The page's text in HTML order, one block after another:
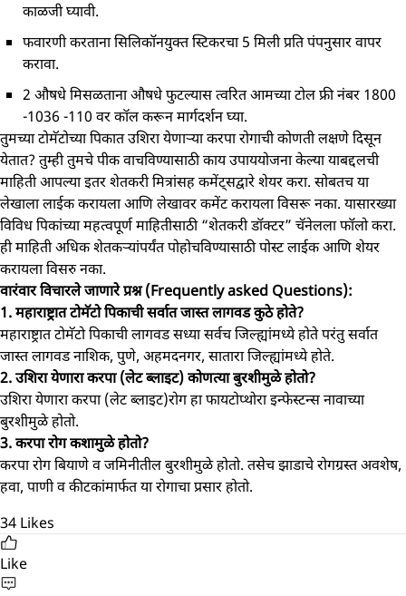
काळजी घ्यावी.
फवारणी करताना सिलिकॉनयुक्त स्टिकरचा 5 मिली प्रति पंपनुसार वापर
करावा.
2 औषधे मिसळताना औषधे फुटल्यास त्वरित आमच्या टोल फ्री नंबर 1800
-1036 -110 वर कॉल करून मार्गदर्शन घ्या.
तुमच्या टोमॅटोच्या पिकात उशिरा येणाऱ्या करपा रोगाची कोणती लक्षणे दिसून
येतात? तुम्ही तुमचे पीक वाचविण्यासाठी काय उपाययोजना केल्या याबद्दलची
माहिती आपल्या इतर शेतकरी मित्रांसह कमेंट्सद्वारे शेयर करा. सोबतच या
लेखाला लाईक करायला आणि लेखावर कमेंट करायला विसरू नका. यासारख्या
विविध पिकांच्या महत्वपूर्ण माहितीसाठी “शेतकरी डॉक्टर” चॅनेलला फॉलो करा.
ही माहिती अधिक शेतकऱ्यांपर्यंत पोहोचविण्यासाठी पोस्ट लाईक आणि शेयर
करायला विसरु नका.
वारंवार विचारले जाणारे प्रश्न (Frequently asked Questions):
1. महाराष्ट्रात टोमॅटो पिकाची सर्वात जास्त लागवड कुठे होते?
महाराष्ट्रात टोमॅटो पिकाची लागवड सध्या सर्वच जिल्ह्यांमध्ये होते परंतु सर्वात
जास्त लागवड नाशिक, पुणे, अहमदनगर, सातारा जिल्ह्यांमध्ये होते.
2. उशिरा येणारा करपा (लेट ब्लाइट) कोणत्या बुरशीमुळे होतो?
उशिरा येणारा करपा (लेट ब्लाइट)रोग हा फायटोप्थोरा इन्फेस्टन्स नावाच्या
बुरशीमुळे होतो.
3. करपा रोग कशामुळे होतो?
करपा रोग बियाणे व जमिनीतील बुरशीमुळे होतो. तसेच झाडाचे रोगग्रस्त अवशेष,
हवा, पाणी व कीटकांमार्फत या रोगाचा प्रसार होतो.
34 Likes
Like